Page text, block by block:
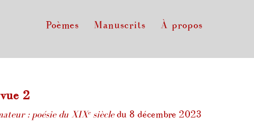
Poèmes Manuscrits À propos
2
: poésie du XIXesiècledu 8 décembre 2023